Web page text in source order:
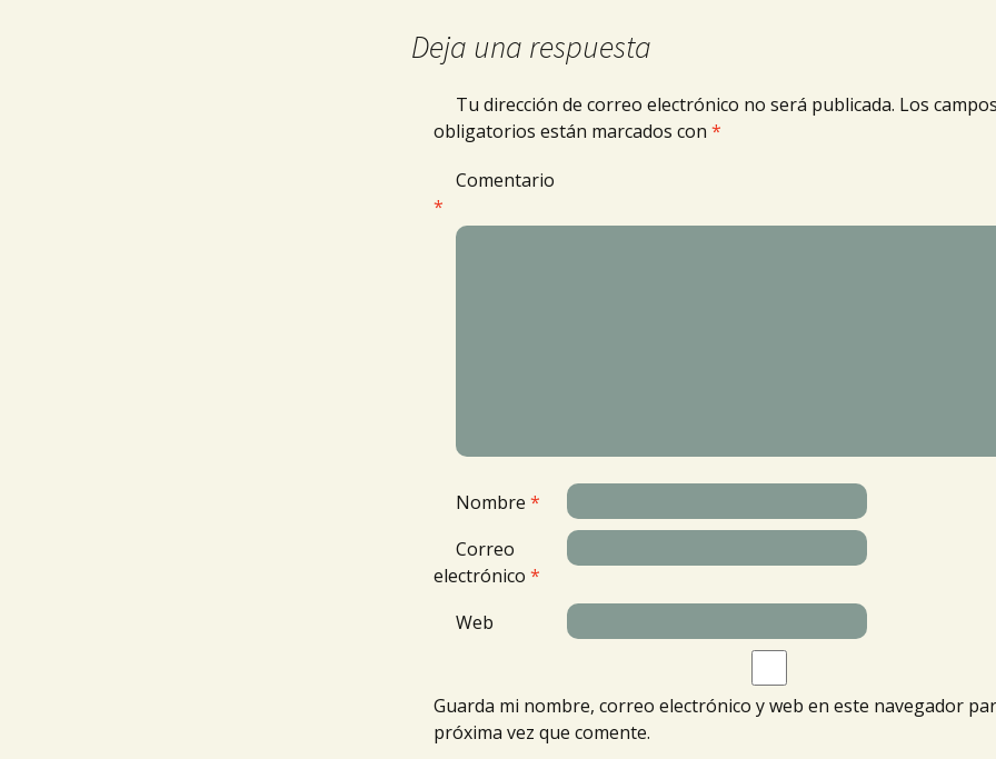
Deja una respuesta
Tu dirección de correo electrónico no será publicada. Los
obligatorios están marcados con *
Comentario
*
Nombre *
Correo
electrónico *
Web
Guarda mi nombre, correo electrónico y web en este navegador
próxima vez que comente.